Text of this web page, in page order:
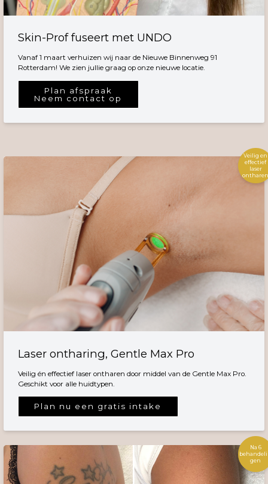
Skin-Prof fuseert met UNDO
Vanaf 1 maart verhuizen wij naar de Nieuwe Binnenweg 91
Rotterdam! We zien jullie graag op onze nieuwe locatie.
Plan afspraak
Neem contact op
Laser ontharing, Gentle Max Pro
Veilig én effectief laser ontharen door middel van de Gentle Max Pro.
Geschikt voor alle huidtypen.
Plan nu een gratis intake
Veilig en
effectief
laser
Na 6
gen